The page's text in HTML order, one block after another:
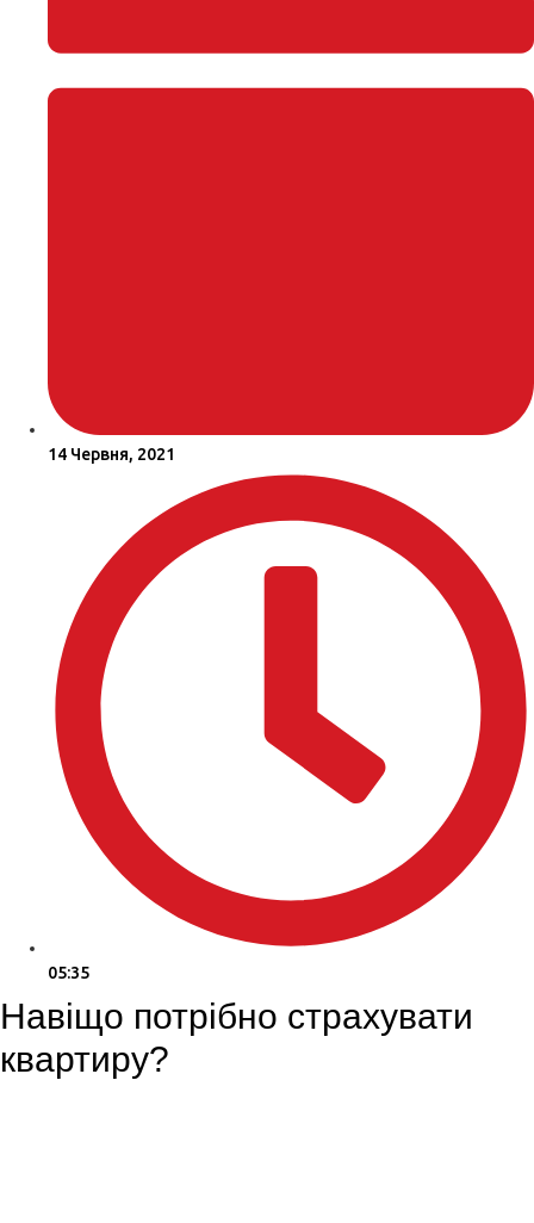
14 Червня, 2021
05:35
Навіщо потрібно страхувати
квартиру?